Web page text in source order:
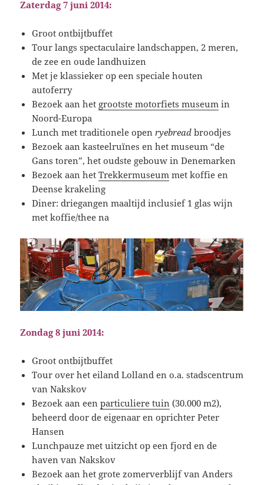
Zaterdag 7 juni 2014:
Groot ontbijtbuffet
Tour langs spectaculaire landschappen, 2 meren,
de zee en oude landhuizen
Met je klassieker op een speciale houten
autoferry
Bezoek aan het grootste motorfiets museum in
Noord-Europa
Lunch met traditionele openryebread broodjes
Bezoek aan kasteelruïnes en het museum “de
Gans toren”, het oudste gebouw in Denemarken
Bezoek aan hetTrekkermuseum met koffie en
Deense krakeling
Diner: driegangen maaltijd inclusief 1 glas wijn
met koffie/thee na
Zondag 8 juni 2014:
Groot ontbijtbuffet
Tour over het eiland Lolland en o.a. stadscentrum
van Nakskov
Bezoek aan eenparticuliere tuin (30.000 m2),
beheerd door de eigenaar en oprichter Peter
Hansen
Lunchpauze met uitzicht op een fjord en de
haven van Nakskov
Bezoek aan het grote zomerverblijf van Anders